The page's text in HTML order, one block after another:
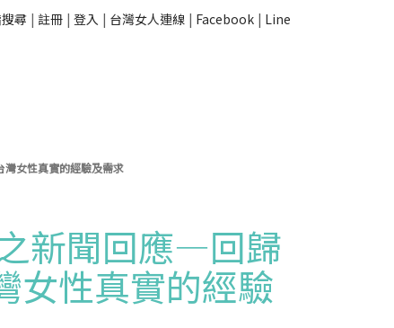
尋 | 註冊 | 登入 | 台灣女人連線 | Facebook | Line
女性真實的經驗及需求
新聞回應—回歸
女性真實的經驗